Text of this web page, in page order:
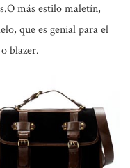
más estilo maletín,
que es genial para el
blazer.